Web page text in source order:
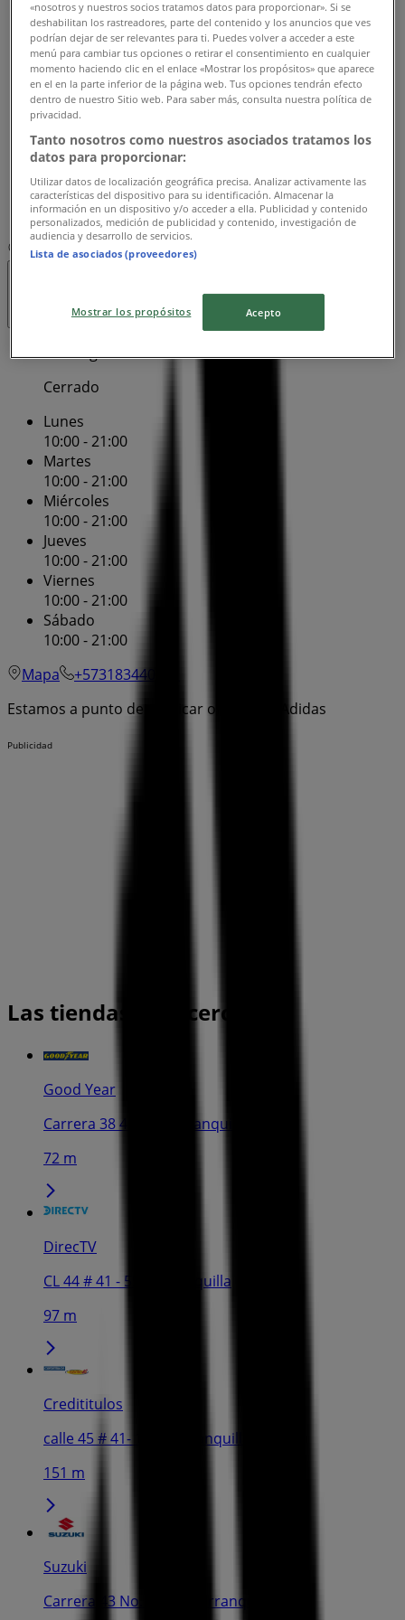
10:00 - 21:00
Martes
10:00 - 21:00
Miércoles
10:00 - 21:00
Jueves
10:00 - 21:00
Viernes
10:00 - 21:00
Sábado
10:00 - 21:00
Mapa
+573183440801
Domingo
Cerrado
Lunes
10:00 - 21:00
Martes
10:00 - 21:00
Miércoles
10:00 - 21:00
Jueves
10:00 - 21:00
Viernes
10:00 - 21:00
Sábado
10:00 - 21:00
Mapa
+573183440801
Estamos a punto de publicar ofertas de Adidas
Publicidad
Las tiendas más cercanas
Good Year
Carrera 38 43-37, Barranquilla
72 m
DirecTV
CL 44 # 41 - 55, Barranquilla
97 m
Credititulos
calle 45 # 41- 120, Barranquilla
151 m
Suzuki
Carrera 43 No. 68-38, Barranquilla
«nosotros y nuestros socios tratamos datos para proporcionar». Si se
deshabilitan los rastreadores, parte del contenido y los anuncios que ves
podrían dejar de ser relevantes para ti. Puedes volver a acceder a este
menú para cambiar tus opciones o retirar el consentimiento en cualquier
momento haciendo clic en el enlace «Mostrar los propósitos» que aparece
en el en la parte inferior de la página web. Tus opciones tendrán efecto
dentro de nuestro Sitio web. Para saber más, consulta nuestra política de
privacidad.
Tanto nosotros como nuestros asociados tratamos los
datos para proporcionar:
Utilizar datos de localización geográfica precisa. Analizar activamente las
características del dispositivo para su identificación. Almacenar la
información en un dispositivo y/o acceder a ella. Publicidad y contenido
personalizados, medición de publicidad y contenido, investigación de
audiencia y desarrollo de servicios.
Lista de asociados (proveedores)
Mostrar los propósitos Acepto